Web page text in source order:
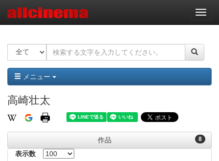
ナ
ビ
ー
ョ
ン
メニュー
高崎壮太
8
作品
表示数